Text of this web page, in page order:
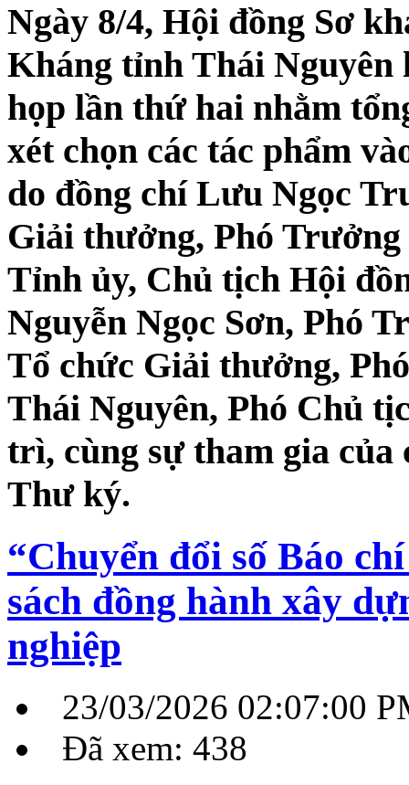
Ngày 8/4, Hội đồng Sơ
Kháng tỉnh Thái Nguyên
họp lần thứ hai nhằm
xét chọn các tác phẩm
do đồng chí Lưu Ngọc
Giải thưởng, Phó
Tỉnh ủy, Chủ tịch Hội
Nguyễn Ngọc Sơn, Phó
Tổ chức Giải thưởng,
Thái Nguyên, Phó Chủ
trì, cùng sự tham gia của
Thư ký.
“Chuyển đổi số Báo
sách đồng hành xây
nghiệp
23/03/2026 02:07:00
Đã xem: 438